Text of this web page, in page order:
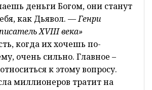
деньги Богом, они станут
как Дьявол. —Генри
XVIII века»
когда их хочешь по-
очень сильно. Главное –
к этому вопросу.
миллионеров тратит на